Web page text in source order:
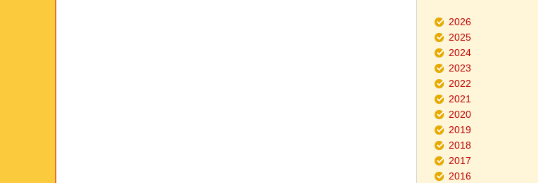
2026
2025
2024
2023
2022
2021
2020
2019
2018
2017
2016